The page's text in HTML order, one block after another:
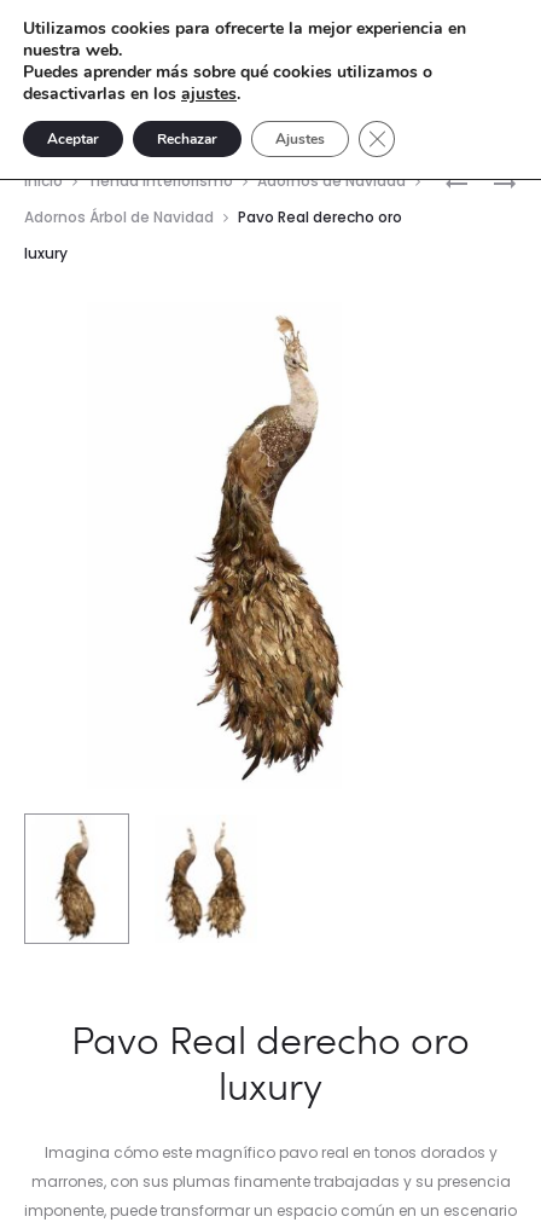
PAVO
GATITA
Inicio Tienda interiorismo
Adornos de Navidad
Adornos Árbol de Navidad
Pavo Real derecho oro
luxury
Pavo Real derecho oro
luxury
Imagina cómo este magnífico pavo real en tonos dorados y
marrones, con sus plumas finamente trabajadas y su presencia
imponente, puede transformar un espacio común en un escenario
Utilizamos cookies para ofrecerte la mejor experiencia en
nuestra web.
Puedes aprender más sobre qué cookies utilizamos o
desactivarlas en los ajustes.
Aceptar Rechazar Ajustes Cerrar el banner de